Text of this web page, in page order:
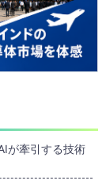
が牽引する技術